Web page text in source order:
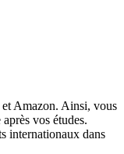
Amazon. Ainsi, vous
vos études.
internationaux dans